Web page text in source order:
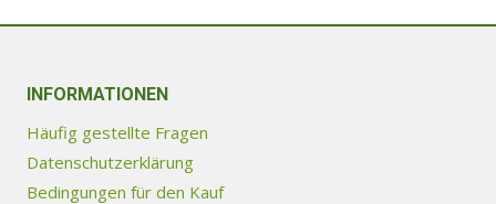
Die
Optionen
können
auf
INFORMATIONEN
Häufig gestellte Fragen
Datenschutzerklärung
Bedingungen für den Kauf